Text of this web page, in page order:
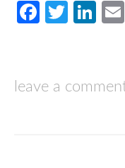
Facebook
leave a